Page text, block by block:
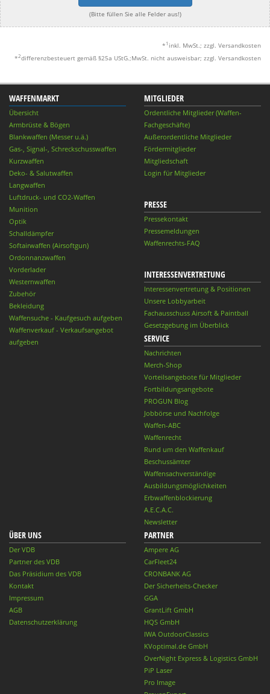
(Bitte füllen Sie alle Felder aus!)
* 1 inkl. MwSt.; zzgl. Versandkosten
*2differenzbesteuert gemäß §25a UStG.;MwSt. nicht ausweisbar; zzgl. Versandkosten
WAFFENMARKT
Übersicht
Armbrüste & Bögen
Blankwaffen (Messer u.ä.)
Gas-, Signal-, Schreckschusswaffen
Kurzwaffen
Deko- & Salutwaffen
Langwaffen
Luftdruck- und CO2-Waffen
Munition
Optik
Schalldämpfer
Softairwaffen (Airsoftgun)
Ordonnanzwaffen
Vorderlader
Westernwaffen
Zubehör
Bekleidung
Waffensuche - Kaufgesuch aufgeben
Waffenverkauf - Verkaufsangebot
aufgeben
MITGLIEDER
Ordentliche Mitglieder (Waffen-
Fachgeschäfte)
Außerordentliche Mitglieder
Fördermitglieder
Mitgliedschaft
Login für Mitglieder
PRESSE
Pressekontakt
Pressemeldungen
Waffenrechts-FAQ
INTERESSENVERTRETUNG
Interessenvertretung & Positionen
Unsere Lobbyarbeit
Fachausschuss Airsoft & Paintball
Gesetzgebung im Überblick
SERVICE
Nachrichten
Merch-Shop
Vorteilsangebote für Mitglieder
Fortbildungsangebote
PROGUN Blog
Jobbörse und Nachfolge
Waffen-ABC
Waffenrecht
Rund um den Waffenkauf
Beschussämter
Waffensachverständige
Ausbildungsmöglichkeiten
Erbwaffenblockierung
A.E.C.A.C.
Newsletter
ÜBER UNS
Der VDB
Partner des VDB
Das Präsidium des VDB
Kontakt
Impressum
AGB
Datenschutzerklärung
PARTNER
Ampere AG
CarFleet24
CRONBANK AG
Der Sicherheits-Checker
GGA
GrantLift GmbH
HQS GmbH
IWA OutdoorClassics
KVoptimal.de GmbH
OverNight Express & Logistics GmbH
PiP Laser
Pro Image